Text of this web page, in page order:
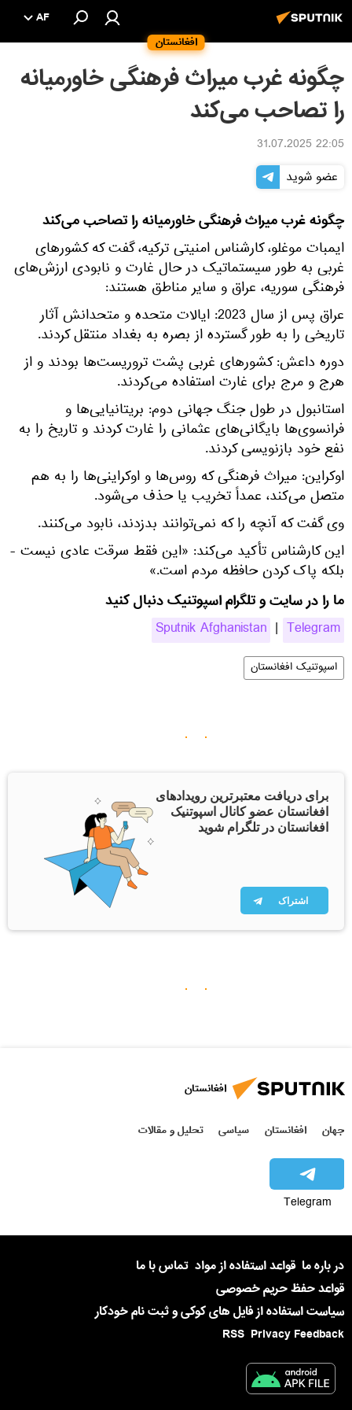
افغانستان
AF
چگونه غرب میراث فرهنگی خاورمیانه
را تصاحب می‌کند
22:05 31.07.2025
عضو شوید
چگونه غرب میراث فرهنگی خاورمیانه را تصاحب می‌کند
ایمبات موغلو، کارشناس امنیتی ترکیه، گفت که کشورهای
غربی به طور سیستماتیک در حال غارت و نابودی ارزش‌های
فرهنگی سوریه، عراق و سایر مناطق هستند:
عراق پس از سال 2023: ایالات متحده و متحدانش آثار
تاریخی را به طور گسترده از بصره به بغداد منتقل کردند.
دوره داعش: کشورهای غربی پشت تروریست‌ها بودند و از
هرج و مرج برای غارت استفاده می‌کردند.
استانبول در طول جنگ جهانی دوم: بریتانیایی‌ها و
فرانسوی‌ها بایگانی‌های عثمانی را غارت کردند و تاریخ را به
نفع خود بازنویسی کردند.
اوکراین: میراث فرهنگی که روس‌ها و اوکراینی‌ها را به هم
متصل می‌کند، عمداً تخریب یا حذف می‌شود.
وی گفت که آنچه را که نمی‌توانند بدزدند، نابود می‌کنند.
این کارشناس تأکید می‌کند: «این فقط سرقت عادی نیست -
بلکه پاک کردن حافظه مردم است.»
ما را در سایت و تلگرام اسپوتنیک دنبال کنید
Sputnik Afghanistan | Telegram
اسپوتنیک افغانستان
برای دریافت معتبرترین رویدادهای
افغانستان عضو کانال اسپوتنیک
افغانستان در تلگرام شوید
اشتراک
افغانستان
جهان افغانستان سیاسی تحلیل و مقالات
Telegram
در باره ما قواعد استفاده از مواد تماس با ما
قواعد حفظ حریم خصوصی
سیاست استفاده از فایل های کوکی و ثبت نام خودکار
Privacy Feedback
RSS